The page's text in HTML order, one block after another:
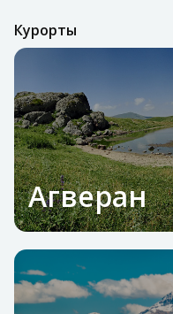
Курорты
Агверан